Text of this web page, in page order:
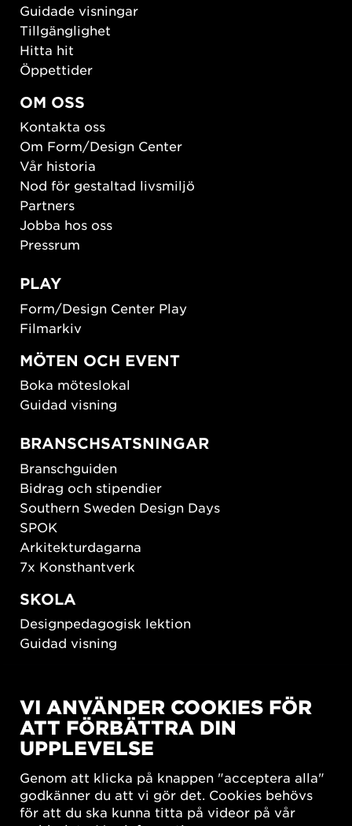
Guidade visningar
Tillgänglighet
Hitta hit
Öppettider
OM OSS
Kontakta oss
Om Form/Design Center
Vår historia
Nod för gestaltad livsmiljö
Partners
Jobba hos oss
Pressrum
PLAY
Form/Design Center Play
Filmarkiv
MÖTEN OCH EVENT
Boka möteslokal
Guidad visning
BRANSCHSATSNINGAR
Branschguiden
Bidrag och stipendier
Southern Sweden Design Days
SPOK
Arkitekturdagarna
7x Konsthantverk
SKOLA
Designpedagogisk lektion
Guidad visning
New European Bauhaus
SUSTAINORDIC
Share Future Living
What Matter_s
VI ANVÄNDER COOKIES FÖR
ATT FÖRBÄTTRA DIN
UPPLEVELSE
Genom att klicka på knappen "acceptera alla"
godkänner du att vi gör det. Cookies behövs
för att du ska kunna titta på videor på vår